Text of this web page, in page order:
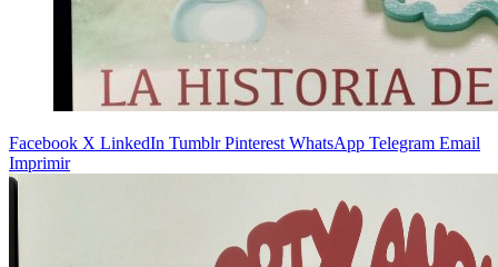
Facebook X LinkedIn Tumblr Pinterest WhatsApp Telegram Email
Imprimir